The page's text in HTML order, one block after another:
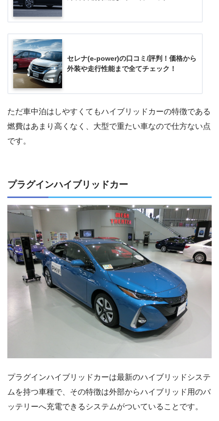
セレナ(e-power)の口コミ/評判！価格から
外装や走行性能まで全てチェック！
ただ車中泊はしやすくてもハイブリッドカーの特徴である
燃費はあまり高くなく、大型で重たい車なので仕方ない点
です。
プラグインハイブリッドカー
プラグインハイブリッドカーは最新のハイブリッドシステ
ムを持つ車種で、その特徴は外部からハイブリッド用のバ
ッテリーへ充電できるシステムがついていることです。